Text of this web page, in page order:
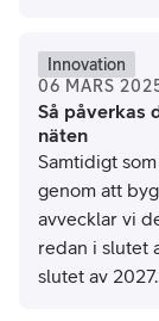
Innovation
06 MARS
Så påverkas
näten
Samtidigt
genom att
avvecklar vi
redan i slutet
slutet av 2027. Läs mer om varför näten avvecklas, hur